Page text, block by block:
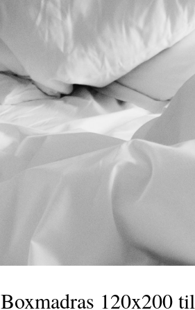
Boxmadras 120x200